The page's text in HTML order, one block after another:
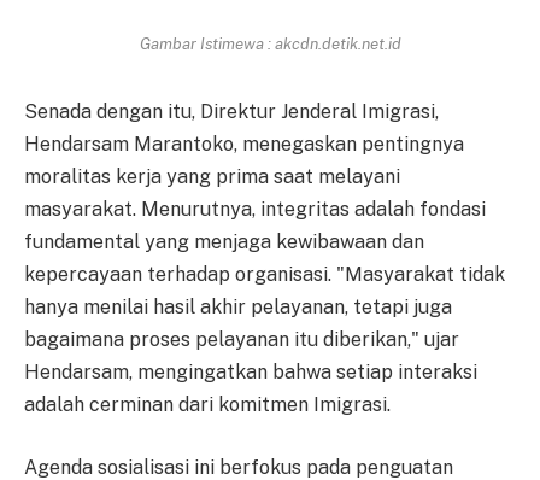
Gambar Istimewa : akcdn.detik.net.id
Senada dengan itu, Direktur Jenderal Imigrasi,
Hendarsam Marantoko, menegaskan pentingnya
moralitas kerja yang prima saat melayani
masyarakat. Menurutnya, integritas adalah fondasi
fundamental yang menjaga kewibawaan dan
kepercayaan terhadap organisasi. "Masyarakat tidak
hanya menilai hasil akhir pelayanan, tetapi juga
bagaimana proses pelayanan itu diberikan," ujar
Hendarsam, mengingatkan bahwa setiap interaksi
adalah cerminan dari komitmen Imigrasi.
Agenda sosialisasi ini berfokus pada penguatan